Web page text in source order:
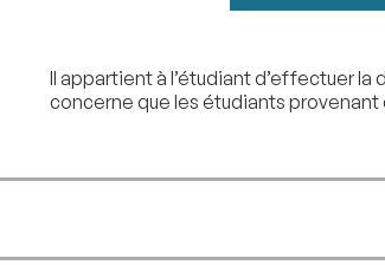
Il appartient à l’étudiant d’effectuer
concerne que les étudiants